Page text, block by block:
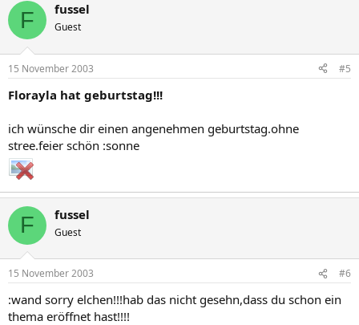
F fussel
Guest
15 November 2003 #5
Florayla hat geburtstag!!!
ich wünsche dir einen angenehmen geburtstag.ohne
stree.feier schön :sonne
F fussel
Guest
15 November 2003 #6
:wand sorry elchen!!!hab das nicht gesehn,dass du schon ein
thema eröffnet hast!!!!